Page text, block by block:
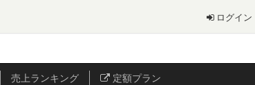
ログイン
売上ランキング 定額プラン